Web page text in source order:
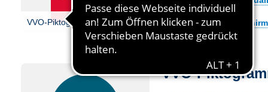
VVO-Piktogramm: Tram
(JPG, 589 KB)
Download in
(PNG, 70 KB)
VVO-